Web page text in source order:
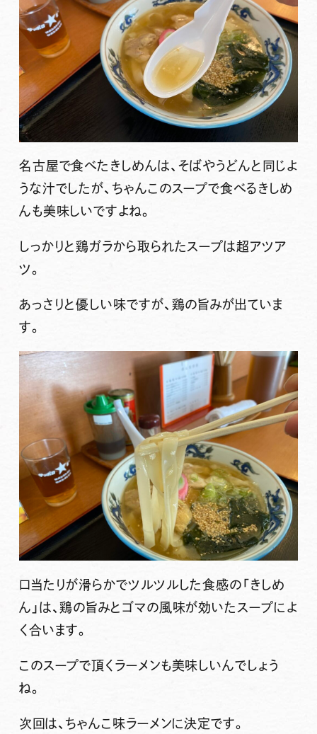
名古屋で食べたきしめんは、そばやうどんと同じよ
うな汁でしたが、ちゃんこのスープで食べるきしめ
んも美味しいですよね。
しっかりと鶏ガラから取られたスープは超アツア
ツ。
あっさりと優しい味ですが、鶏の旨みが出ていま
す。
口当たりが滑らかでツルツルした食感の 「きしめ
ん」 は、鶏の旨みとゴマの風味が効いたスープによ
く合います。
このスープで頂くラーメンも美味しいんでしょう
ね。
次回は、ちゃんこ味ラーメンに決定です。